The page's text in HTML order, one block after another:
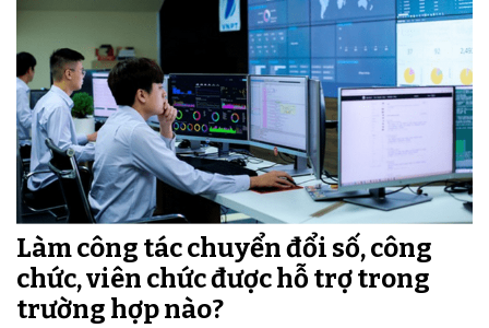
Làm công tác chuyển đổi số, công
chức, viên chức được hỗ trợ trong
trường hợp nào?